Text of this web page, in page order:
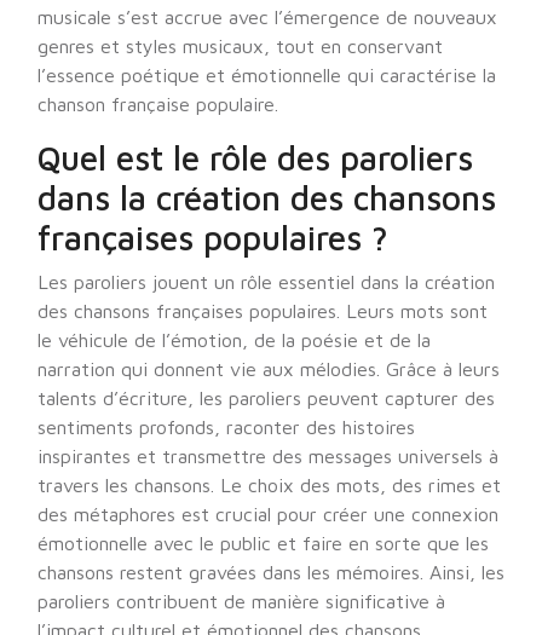
musicale s’est accrue avec l’émergence de nouveaux
genres et styles musicaux, tout en conservant
l’essence poétique et émotionnelle qui caractérise la
chanson française populaire.
Quel est le rôle des paroliers
dans la création des chansons
françaises populaires ?
Les paroliers jouent un rôle essentiel dans la création
des chansons françaises populaires. Leurs mots sont
le véhicule de l’émotion, de la poésie et de la
narration qui donnent vie aux mélodies. Grâce à leurs
talents d’écriture, les paroliers peuvent capturer des
sentiments profonds, raconter des histoires
inspirantes et transmettre des messages universels à
travers les chansons. Le choix des mots, des rimes et
des métaphores est crucial pour créer une connexion
émotionnelle avec le public et faire en sorte que les
chansons restent gravées dans les mémoires. Ainsi, les
paroliers contribuent de manière significative à
l’impact culturel et émotionnel des chansons